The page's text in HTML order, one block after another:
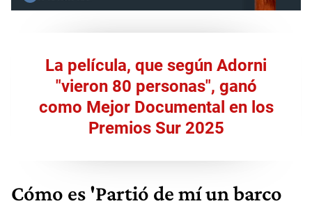
La película, que según Adorni
"vieron 80 personas", ganó
como Mejor Documental en los
Premios Sur 2025
Cómo es 'Partió de mí un barco